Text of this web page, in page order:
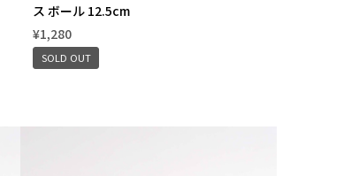
ス ボール 12.5cm
¥1,280
SOLD OUT